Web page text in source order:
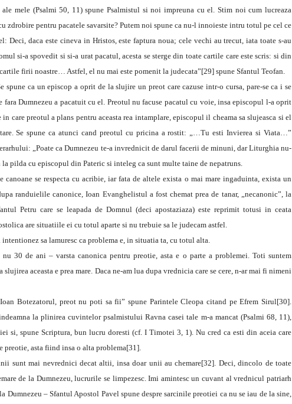
mele (Psalmi 50, 11) spune Psalmistul si noi impreuna cu el. Stim noi cum lucreaza
zdrobire pentru pacatele savarsite? Putem noi spune ca nu-l innoieste intru totul pe cel ce
Deci, daca este cineva in Hristos, este faptura noua; cele vechi au trecut, iata toate s-au
si-a spovedit si si-a urat pacatul, acesta se sterge din toate cartile care este scris: si din
firii noastre… Astfel, el nu mai este pomenit la judecata”[29] spune Sfantul Teofan.
spune ca un episcop a oprit de la slujire un preot care cazuse intr-o cursa, pare-se ca i se
fara Dumnezeu a pacatuit cu el. Preotul nu facuse pacatul cu voie, insa episcopul l-a oprit
care preotul a plans pentru aceasta rea intamplare, episcopul il cheama sa slujeasca si el
Se spune ca atunci cand preotul cu pricina a rostit: „…Tu esti Invierea si Viata…”
„Poate ca Dumnezeu te-a invrednicit de darul facerii de minuni, dar Liturghia nu-
pilda cu episcopul din Pateric si inteleg ca sunt multe taine de nepatruns.
canoane se respecta cu acribie, iar fata de altele exista o mai mare ingaduinta, exista un
randuielile canonice, Ioan Evanghelistul a fost chemat prea de tanar, „necanonic”, la
Petru care se leapada de Domnul (deci apostaziaza) este reprimit totusi in ceata
are situatiile ei cu totul aparte si nu trebuie sa le judecam astfel.
sa lamuresc ca problema e, in situatia ta, cu totul alta.
30 de ani – varsta canonica pentru preotie, asta e o parte a problemei. Toti suntem
aceasta e prea mare. Daca ne-am lua dupa vrednicia care se cere, n-ar mai fi nimeni
Botezatorul, preot nu poti sa fii” spune Parintele Cleopa citand pe Efrem Sirul[30].
la plinirea cuvintelor psalmistului Ravna casei tale m-a mancat (Psalmi 68, 11),
si, spune Scriptura, bun lucru doresti (cf. I Timotei 3, 1). Nu cred ca esti din aceia care
preotie, asta fiind insa o alta problema[31].
sunt mai nevrednici decat altii, insa doar unii au chemare[32]. Deci, dincolo de toate
de la Dumnezeu, lucrurile se limpezesc. Imi amintesc un cuvant al vrednicul patriarh
Dumnezeu – Sfantul Apostol Pavel spune despre sarcinile preotiei ca nu se iau de la sine,